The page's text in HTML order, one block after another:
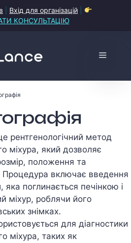
Вхід для організацій
КОНСУЛЬТАЦІЮ
Меню
рентгенологічний метод
міхура, який дозволяє
положення та
Процедура включає введення
яка поглинається печінкою і
міхур, роблячи його
знімках.
для діагностики
міхура, таких як